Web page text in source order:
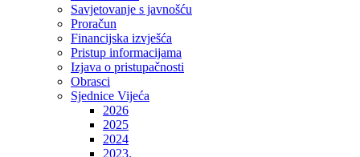
Savjetovanje s javnošću
Proračun
Financijska izvješća
Pristup informacijama
Izjava o pristupačnosti
Obrasci
Sjednice Vijeća
2026
2025
2024
2023.